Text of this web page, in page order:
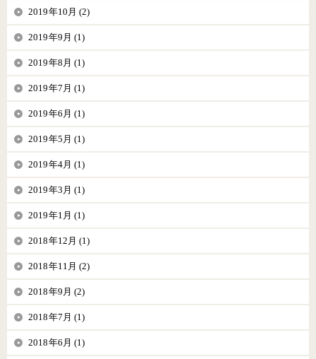
2019年10月 (2)
2019年9月 (1)
2019年8月 (1)
2019年7月 (1)
2019年6月 (1)
2019年5月 (1)
2019年4月 (1)
2019年3月 (1)
2019年1月 (1)
2018年12月 (1)
2018年11月 (2)
2018年9月 (2)
2018年7月 (1)
2018年6月 (1)